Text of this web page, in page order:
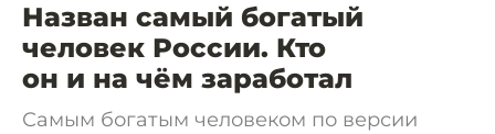
Назван самый богатый
человек России. Кто
он и на чём заработал
Самым богатым человеком по версии